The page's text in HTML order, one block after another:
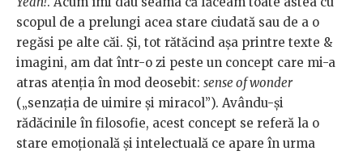
scopul de a prelungi acea stare ciudată sau de a o
regăsi pe alte căi. Și, tot rătăcind așa printre texte &
imagini, am dat într-o zi peste un concept care mi-a
atras atenția în mod deosebit: sense of wonder
(„senzația de uimire și miracol”). Avându-și
rădăcinile în filosofie, acest concept se referă la o
stare emoțională și intelectuală ce apare în urma